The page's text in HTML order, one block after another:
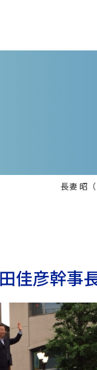
長妻 昭
佳彦幹事